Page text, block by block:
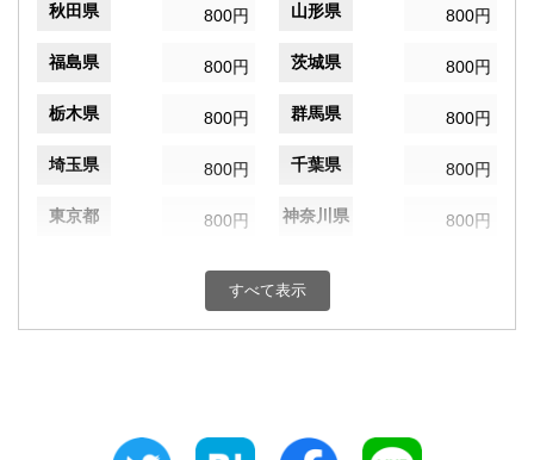
秋田県 800円 山形県 800円
福島県 800円 茨城県 800円
栃木県 800円 群馬県 800円
埼玉県 800円 千葉県 800円
東京都 800円 神奈川県 800円
800円 富山県
すべて表示